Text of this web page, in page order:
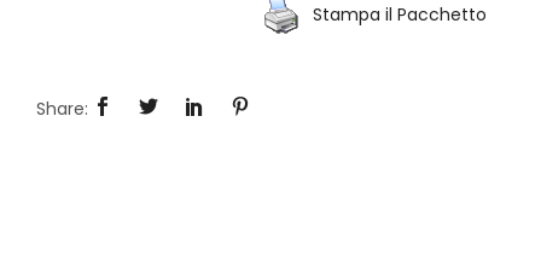
Stampa il Pacchetto